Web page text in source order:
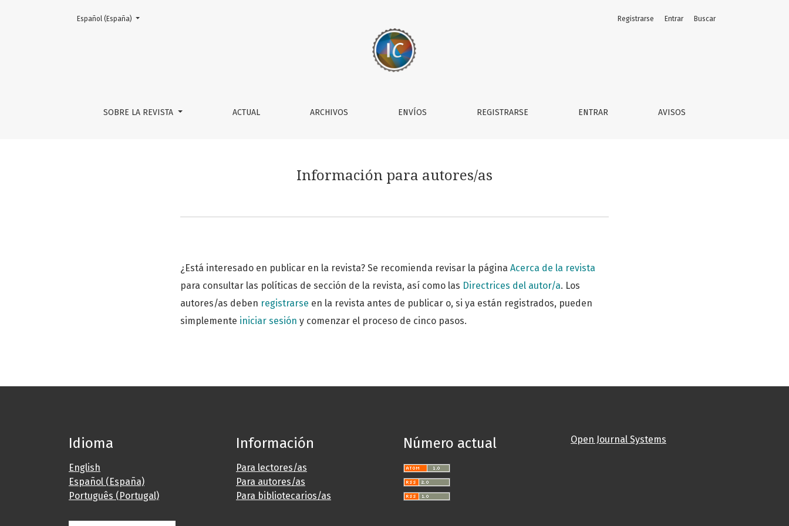
Información para autores/as
SOBRE LA REVISTA ACTUAL ARCHIVOS ENVÍOS REGISTRARSE ENTRAR AVISOS
Registrarse Entrar Buscar
Cambiar el idioma. El actual es:
Español (España)
Información para autores/as
¿Está interesado en publicar en la revista? Se recomienda revisar la página Acerca de la revista
para consultar las políticas de sección de la revista, así como las Directrices del autor/a. Los
autores/as deben registrarse en la revista antes de publicar o, si ya están registrados, pueden
simplemente iniciar sesión y comenzar el proceso de cinco pasos.
Idioma
English
Español (España)
Português (Portugal)
Información
Para lectores/as
Para autores/as
Para bibliotecarios/as
Número actual Open Journal Systems